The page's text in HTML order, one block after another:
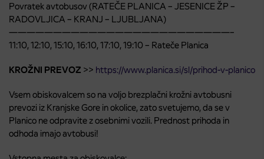
Povratek avtobusov (RATEČE PLANICA – JESENICE ŽP –
RADOVLJICA – KRANJ – LJUBLJANA)
—————————————————————————–
11:10, 12:10, 15:10, 16:10, 17:10, 19:10 – Rateče Planica
KROŽNI PREVOZ >> https://www.planica.si/sl/prihod-v-planico
Vsem obiskovalcem so na voljo brezplačni krožni avtobusni
prevozi iz Kranjske Gore in okolice, zato svetujemo, da se v
Planico ne odpravite z osebnimi vozili. Prednost prihoda in
odhoda imajo avtobusi!